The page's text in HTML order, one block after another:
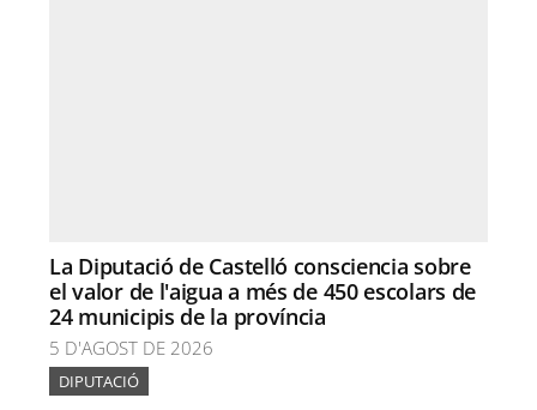
La Diputació de Castelló consciencia sobre
el valor de l'aigua a més de 450 escolars de
24 municipis de la província
5 D'AGOST DE 2026
DIPUTACIÓ